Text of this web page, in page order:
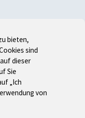
bieten,
sind
dieser
Sie
„Ich
von